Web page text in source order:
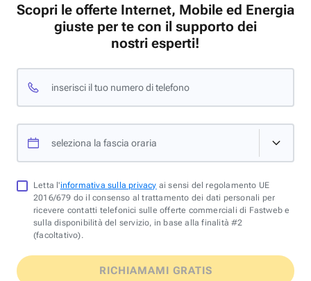
Scopri le offerte Internet, Mobile ed Energia
giuste per te con il supporto dei
nostri esperti!
inserisci il tuo numero di telefono
seleziona la fascia oraria
Letta l'informativa sulla privacy ai sensi del regolamento UE
2016/679 do il consenso al trattamento dei dati personali per
ricevere contatti telefonici sulle offerte commerciali di Fastweb e
sulla disponibilità del servizio, in base alla finalità #2
(facoltativo).
RICHIAMAMI GRATIS